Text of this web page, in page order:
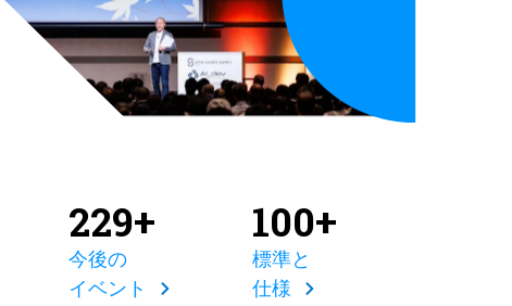
229+
今後の
イベント
100+
標準と
仕様